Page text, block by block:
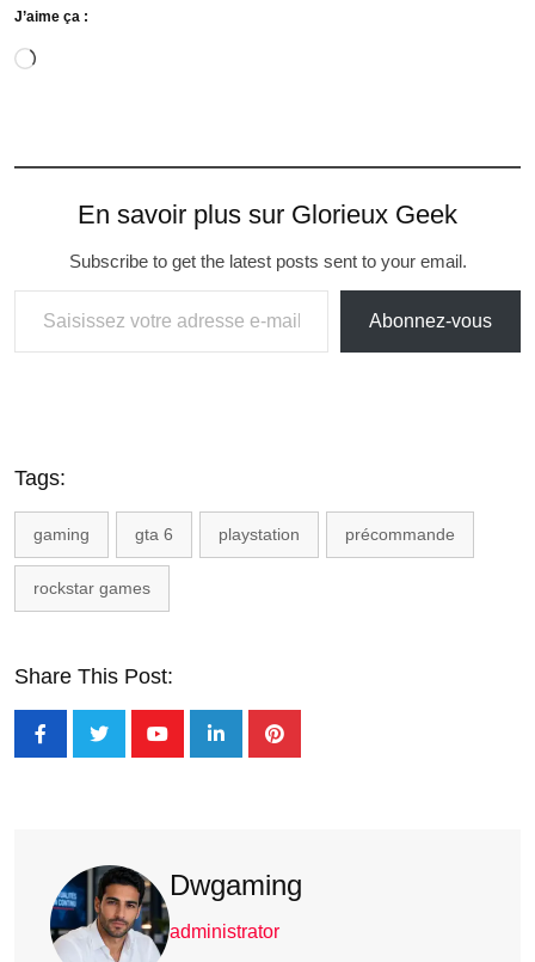
J’aime ça :
En savoir plus sur Glorieux Geek
Subscribe to get the latest posts sent to your email.
Abonnez-vous
Tags:
gaming gta 6 playstation précommande
rockstar games
Share This Post:
Dwgaming
administrator